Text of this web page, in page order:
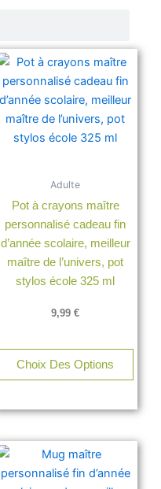
Adulte
Pot à crayons maître
personnalisé cadeau fin
d’année scolaire, meilleur
maître de l’univers, pot
stylos école 325 ml
9,99 €
Choix Des Options